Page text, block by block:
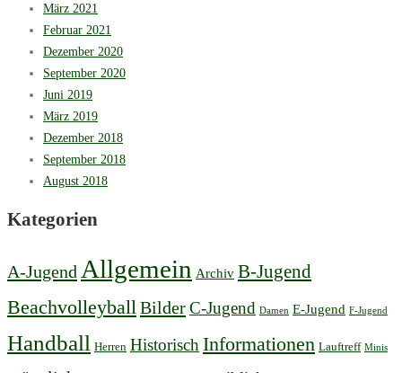
März 2021
Februar 2021
Dezember 2020
September 2020
Juni 2019
März 2019
Dezember 2018
September 2018
August 2018
Kategorien
A-Jugend Allgemein Archiv B-Jugend
BeachvolleyballBilderC-Jugend Damen E-Jugend F-Jugend
Handball Herren Historisch Informationen Lauftreff Minis